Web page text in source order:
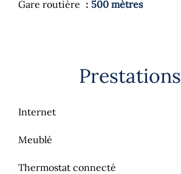
Gare routière 500 mètres
Prestations
Internet
Meublé
Thermostat connecté